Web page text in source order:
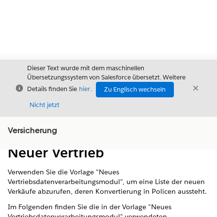
Schließen
Dieser Text wurde mit dem maschinellen
Übersetzungssystem von Salesforce übersetzt. Weitere
Details finden Sie hier.
Zu Englisch wechseln
Nicht jetzt
VersicherungInhalt anzeigen
Inhalt
Neuer Vertrieb
Verwenden Sie die Vorlage "Neues
Vertriebsdatenverarbeitungsmodul", um eine Liste der neuen
Verkäufe abzurufen, deren Konvertierung in Policen aussteht.
Im Folgenden finden Sie die in der Vorlage "Neues